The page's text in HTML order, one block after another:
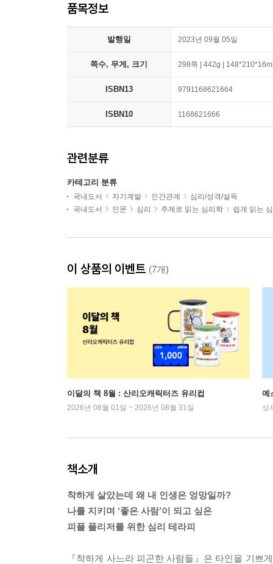
품목정보
발행일 2023년 09월 05일
쪽수, 무게, 크기 298쪽 | 442g |
ISBN13 9791168621664
ISBN10 1168621666
관련분류
카테고리 분류
국내도서 자기계발 인간관계
심리/성격/설득
국내도서
인문 심리 주제로 읽는 심리학 쉽게 읽는
이 상품의 이벤트 (7개)
이달의 책 8월 : 산리오캐릭터즈 유리컵
2026년 08월 01일 ~ 2026년 08월 31일
예
상
책소개
착하게 살았는데 왜 내 인생은 엉망일까?
나를 지키며 ‘좋은 사람’이 되고 싶은
피플 플리저를 위한 심리 테라피
『착하게 사느라 피곤한 사람들』은 타인을 기쁘